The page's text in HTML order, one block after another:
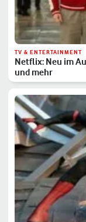
TV & ENTERTAINMENT
Netflix: Neu im
und mehr